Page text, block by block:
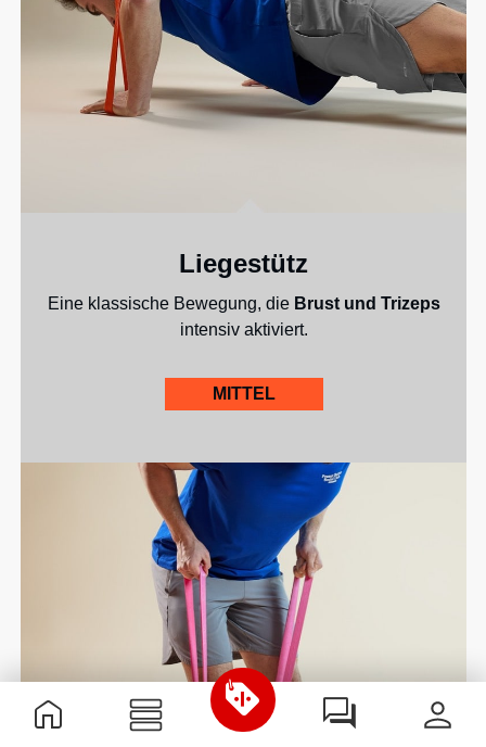
Liegestütz
Eine klassische Bewegung, die Brust und Trizeps
intensiv aktiviert.
MITTEL